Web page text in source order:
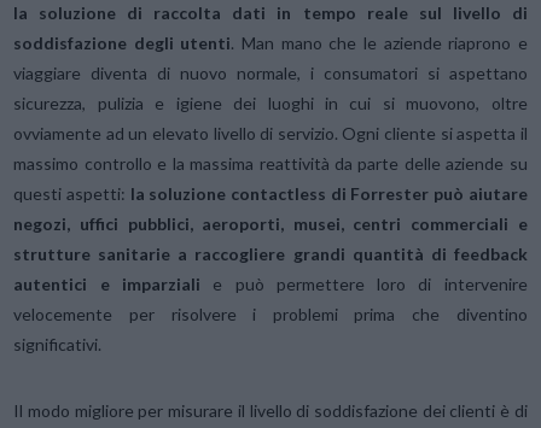
la soluzione di raccolta dati in tempo reale sul livello di
soddisfazione degli utenti. Man mano che le aziende riaprono e
viaggiare diventa di nuovo normale, i consumatori si aspettano
sicurezza, pulizia e igiene dei luoghi in cui si muovono, oltre
ovviamente ad un elevato livello di servizio. Ogni cliente si aspetta il
massimo controllo e la massima reattività da parte delle aziende su
questi aspetti: la soluzione contactless di Forrester può aiutare
negozi, uffici pubblici, aeroporti, musei, centri commerciali e
strutture sanitarie a raccogliere grandi quantità di feedback
autentici e imparziali e può permettere loro di intervenire
velocemente per risolvere i problemi prima che diventino
significativi.
Il modo migliore per misurare il livello di soddisfazione dei clienti è di